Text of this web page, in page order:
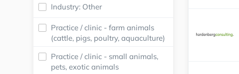
Industry: Other
Practice / clinic - farm animals
(cattle, pigs, poultry, aquaculture)
Practice / clinic - small animals,
pets, exotic animals